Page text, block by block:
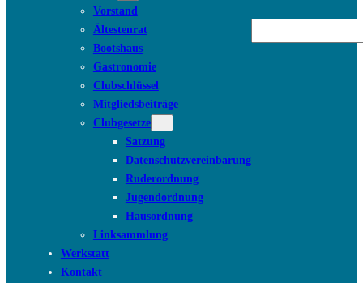
Vorstand
Ältestenrat
Bootshaus
Gastronomie
Clubschlüssel
Mitgliedsbeiträge
Clubgesetze
Satzung
Datenschutzvereinbarung
Ruderordnung
Jugendordnung
Hausordnung
Linksammlung
Werkstatt
Kontakt